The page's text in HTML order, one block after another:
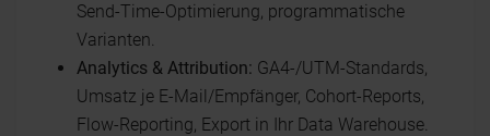
Send-Time-Optimierung, programmatische
Varianten.
Analytics & Attribution: GA4-/UTM-Standards,
Umsatz je E-Mail/Empfänger, Cohort-Reports,
Flow-Reporting, Export in Ihr Data Warehouse.